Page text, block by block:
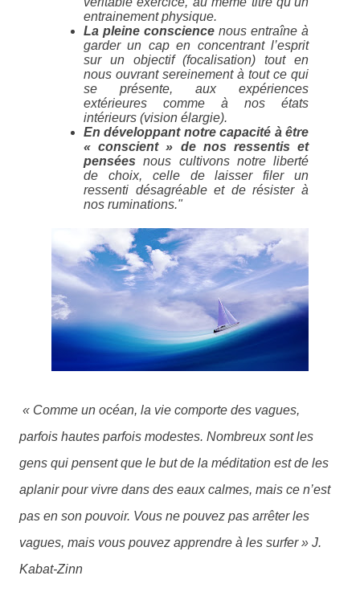
entrainement physique.
La pleine conscience nous entraîne à
garder un cap en concentrant l’esprit
sur un objectif (focalisation) tout en
nous ouvrant sereinement à tout ce qui
se présente, aux expériences
extérieures comme à nos états
intérieurs (vision élargie).
En développant notre capacité à être
« conscient » de nos ressentis et
pensées nous cultivons notre liberté
de choix, celle de laisser filer un
ressenti désagréable et de résister à
nos ruminations."
« Comme un océan, la vie comporte des vagues,
parfois hautes parfois modestes. Nombreux sont les
gens qui pensent que le but de la méditation est de les
aplanir pour vivre dans des eaux calmes, mais ce n’est
pas en son pouvoir. Vous ne pouvez pas arrêter les
vagues, mais vous pouvez apprendre à les surfer» J.
Kabat-Zinn